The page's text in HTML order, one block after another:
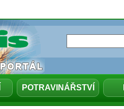
POTRAVINÁŘSTVÍ